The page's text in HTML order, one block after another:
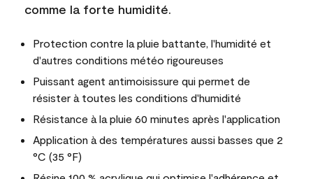
comme la forte humidité.
Protection contre la pluie battante, l'humidité et
d'autres conditions météo rigoureuses
Puissant agent antimoisissure qui permet de
résister à toutes les conditions d'humidité
Résistance à la pluie 60 minutes après l'application
Application à des températures aussi basses que 2
°C (35 °F)